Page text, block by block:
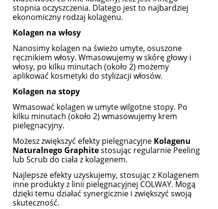
stopnia oczyszczenia. Dlatego jest to najbardziej
ekonomiczny rodzaj kolagenu.
Kolagen na włosy
Nanosimy kolagen na świeżo umyte, osuszone
ręcznikiem włosy. Wmasowujemy w skórę głowy i
włosy, po kilku minutach (około 2) możemy
aplikować kosmetyki do stylizacji włosów.
Kolagen na stopy
Wmasować kolagen w umyte wilgotne stopy. Po
kilku minutach (około 2) wmasowujemy krem
pielęgnacyjny.
Możesz zwiększyć efekty pielęgnacyjne Kolagenu
Naturalnego Graphitestosując regularnie Peeling
lub Scrub do ciała z kolagenem.
Najlepsze efekty uzyskujemy, stosując z Kolagenem
inne produkty z linii pielęgnacyjnej COLWAY. Mogą
dzięki temu działać synergicznie i zwiększyć swoją
skuteczność.